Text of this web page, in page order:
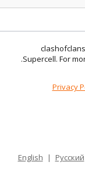
Supercell. For
.
Privacy
English | Русский